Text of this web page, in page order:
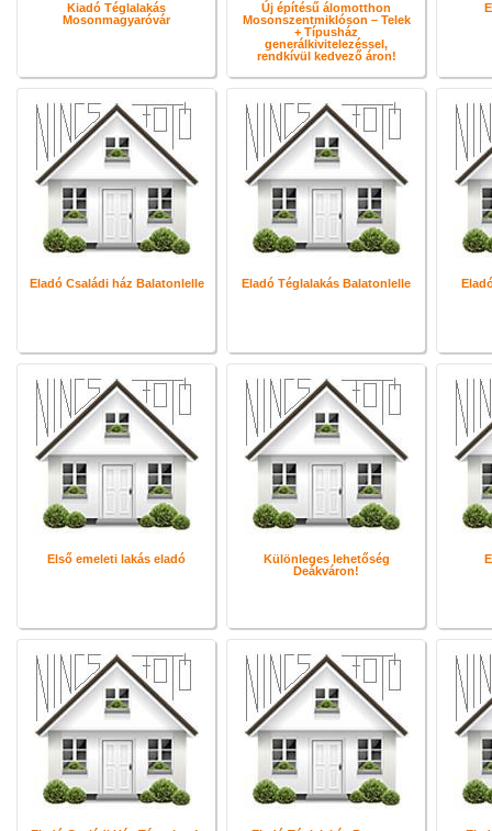
Kiadó Téglalakás
Mosonmagyaróvár
Új építésű álomotthon
Mosonszentmiklóson – Telek
+ Típusház
generálkivitelezéssel,
rendkívül kedvező áron!
Eladó Családi ház Balatonlelle Eladó Téglalakás Balatonlelle
Első emeleti lakás eladó
Különleges lehetőség
Deákváron!